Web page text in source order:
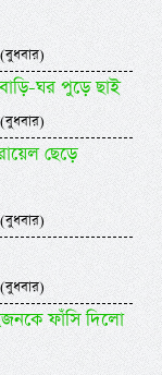
ঘর পুড়ে ছাই
ছেড়ে
ফাঁসি দিলো